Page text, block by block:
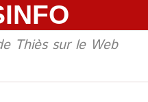
Thiès sur le Web